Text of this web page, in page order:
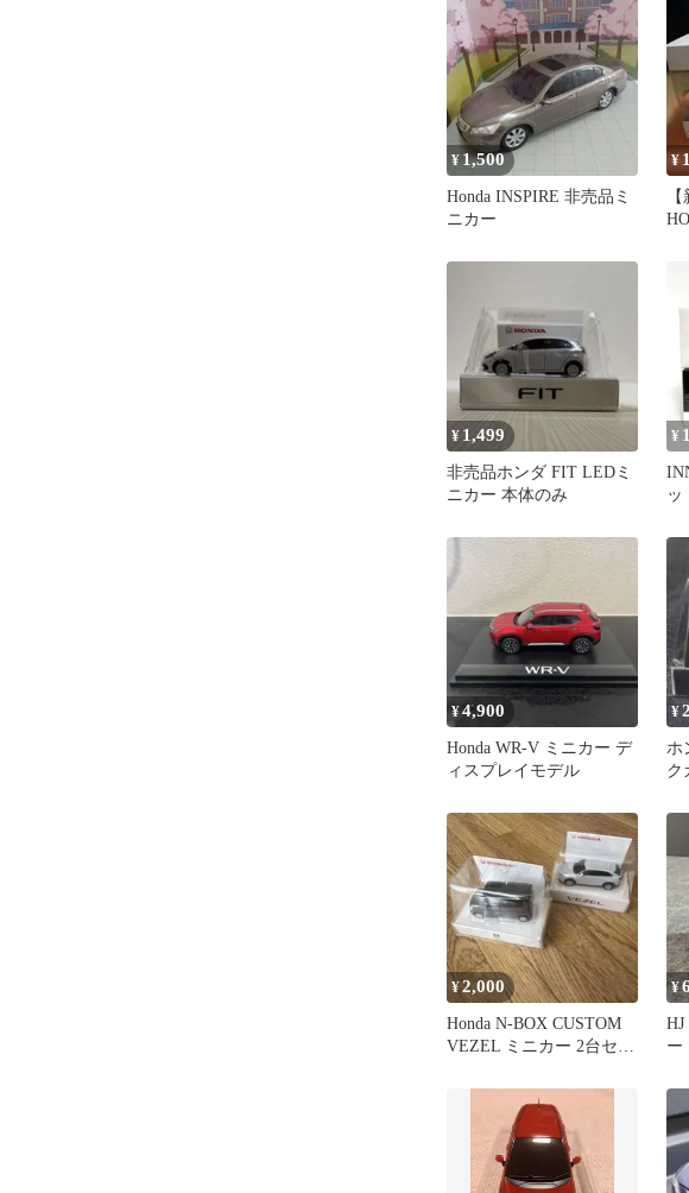
¥1,500
Honda INSPIRE 非売品ミ
ニカー
¥
¥ 1,499
非売品ホンダ FIT LEDミ
ニカー 本体のみ
¥
ッ
¥4,900
Honda WR-V ミニカー デ
ィスプレイモデル
¥
ホ
ク
¥2,000
Honda N-BOX CUSTOM
VEZEL ミニカー 2台セッ
¥
HJ
ー